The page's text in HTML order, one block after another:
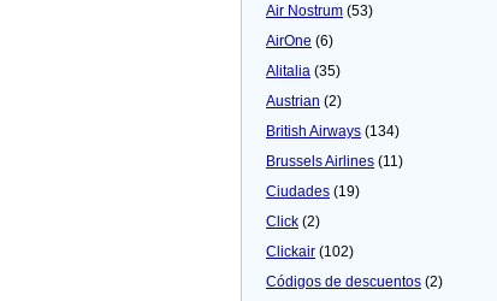
Air Nostrum (53)
AirOne (6)
Alitalia (35)
Austrian (2)
British Airways (134)
Brussels Airlines (11)
Ciudades (19)
Click (2)
Clickair (102)
Códigos de descuentos (2)